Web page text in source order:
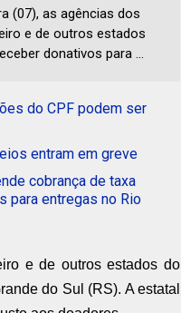
(07), as agências dos
e de outros estados
donativos para ...
do CPF podem ser
entram em greve
cobrança de taxa
para entregas no Rio
e de outros estados do
do Sul (RS). A estatal